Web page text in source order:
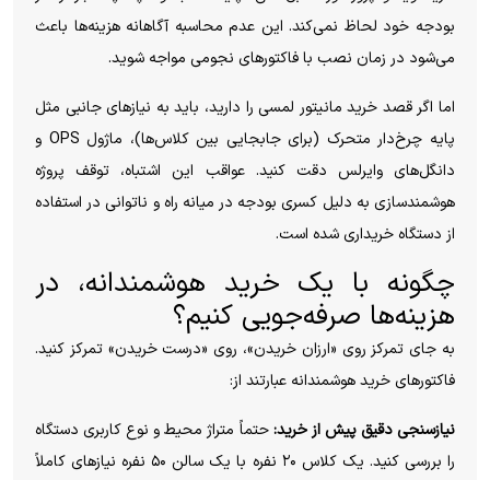
بودجه خود لحاظ نمی‌کند. این عدم محاسبه آگاهانه هزینه‌ها باعث
می‌شود در زمان نصب با فاکتورهای نجومی مواجه شوید.
اما اگر قصد خرید مانیتور لمسی را دارید، باید به نیازهای جانبی مثل
پایه چرخ‌دار متحرک (برای جابجایی بین کلاس‌ها)، ماژول OPS و
دانگل‌های وایرلس دقت کنید. عواقب این اشتباه، توقف پروژه
هوشمندسازی به دلیل کسری بودجه در میانه راه و ناتوانی در استفاده
از دستگاه خریداری شده است.
چگونه با یک خرید هوشمندانه، در
هزینه‌ها صرفه‌جویی کنیم؟
به جای تمرکز روی «ارزان خریدن»، روی «درست خریدن» تمرکز کنید.
فاکتورهای خرید هوشمندانه عبارتند از:
نیازسنجی دقیق پیش از خرید:حتماً متراژ محیط و نوع کاربری دستگاه
را بررسی کنید. یک کلاس ۲۰ نفره با یک سالن ۵۰ نفره نیازهای کاملاً